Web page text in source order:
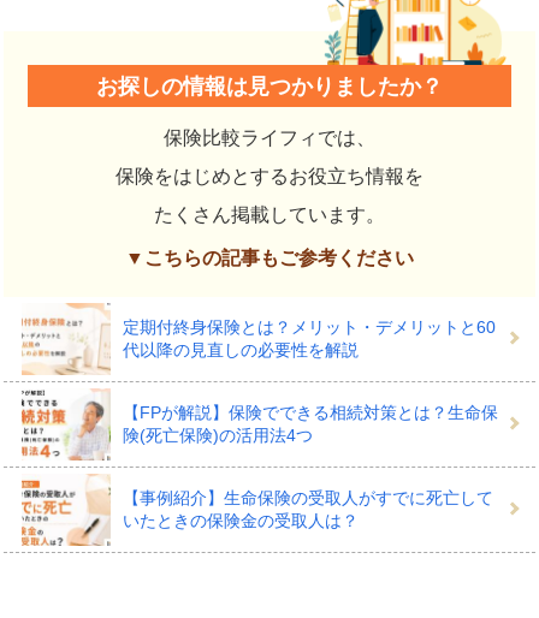
お探しの情報は見つかりましたか？
保険比較ライフィでは、
保険をはじめとするお役立ち情報を
たくさん掲載しています。
▼こちらの記事もご参考ください
定期付終身保険とは？メリット・デメリットと60
代以降の見直しの必要性を解説
【FPが解説】保険でできる相続対策とは？生命保
険(死亡保険)の活用法4つ
【事例紹介】生命保険の受取人がすでに死亡して
いたときの保険金の受取人は？